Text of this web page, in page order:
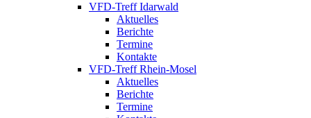
VFD-Treff Idarwald
Aktuelles
Berichte
Termine
Kontakte
VFD-Treff Rhein-Mosel
Aktuelles
Berichte
Termine